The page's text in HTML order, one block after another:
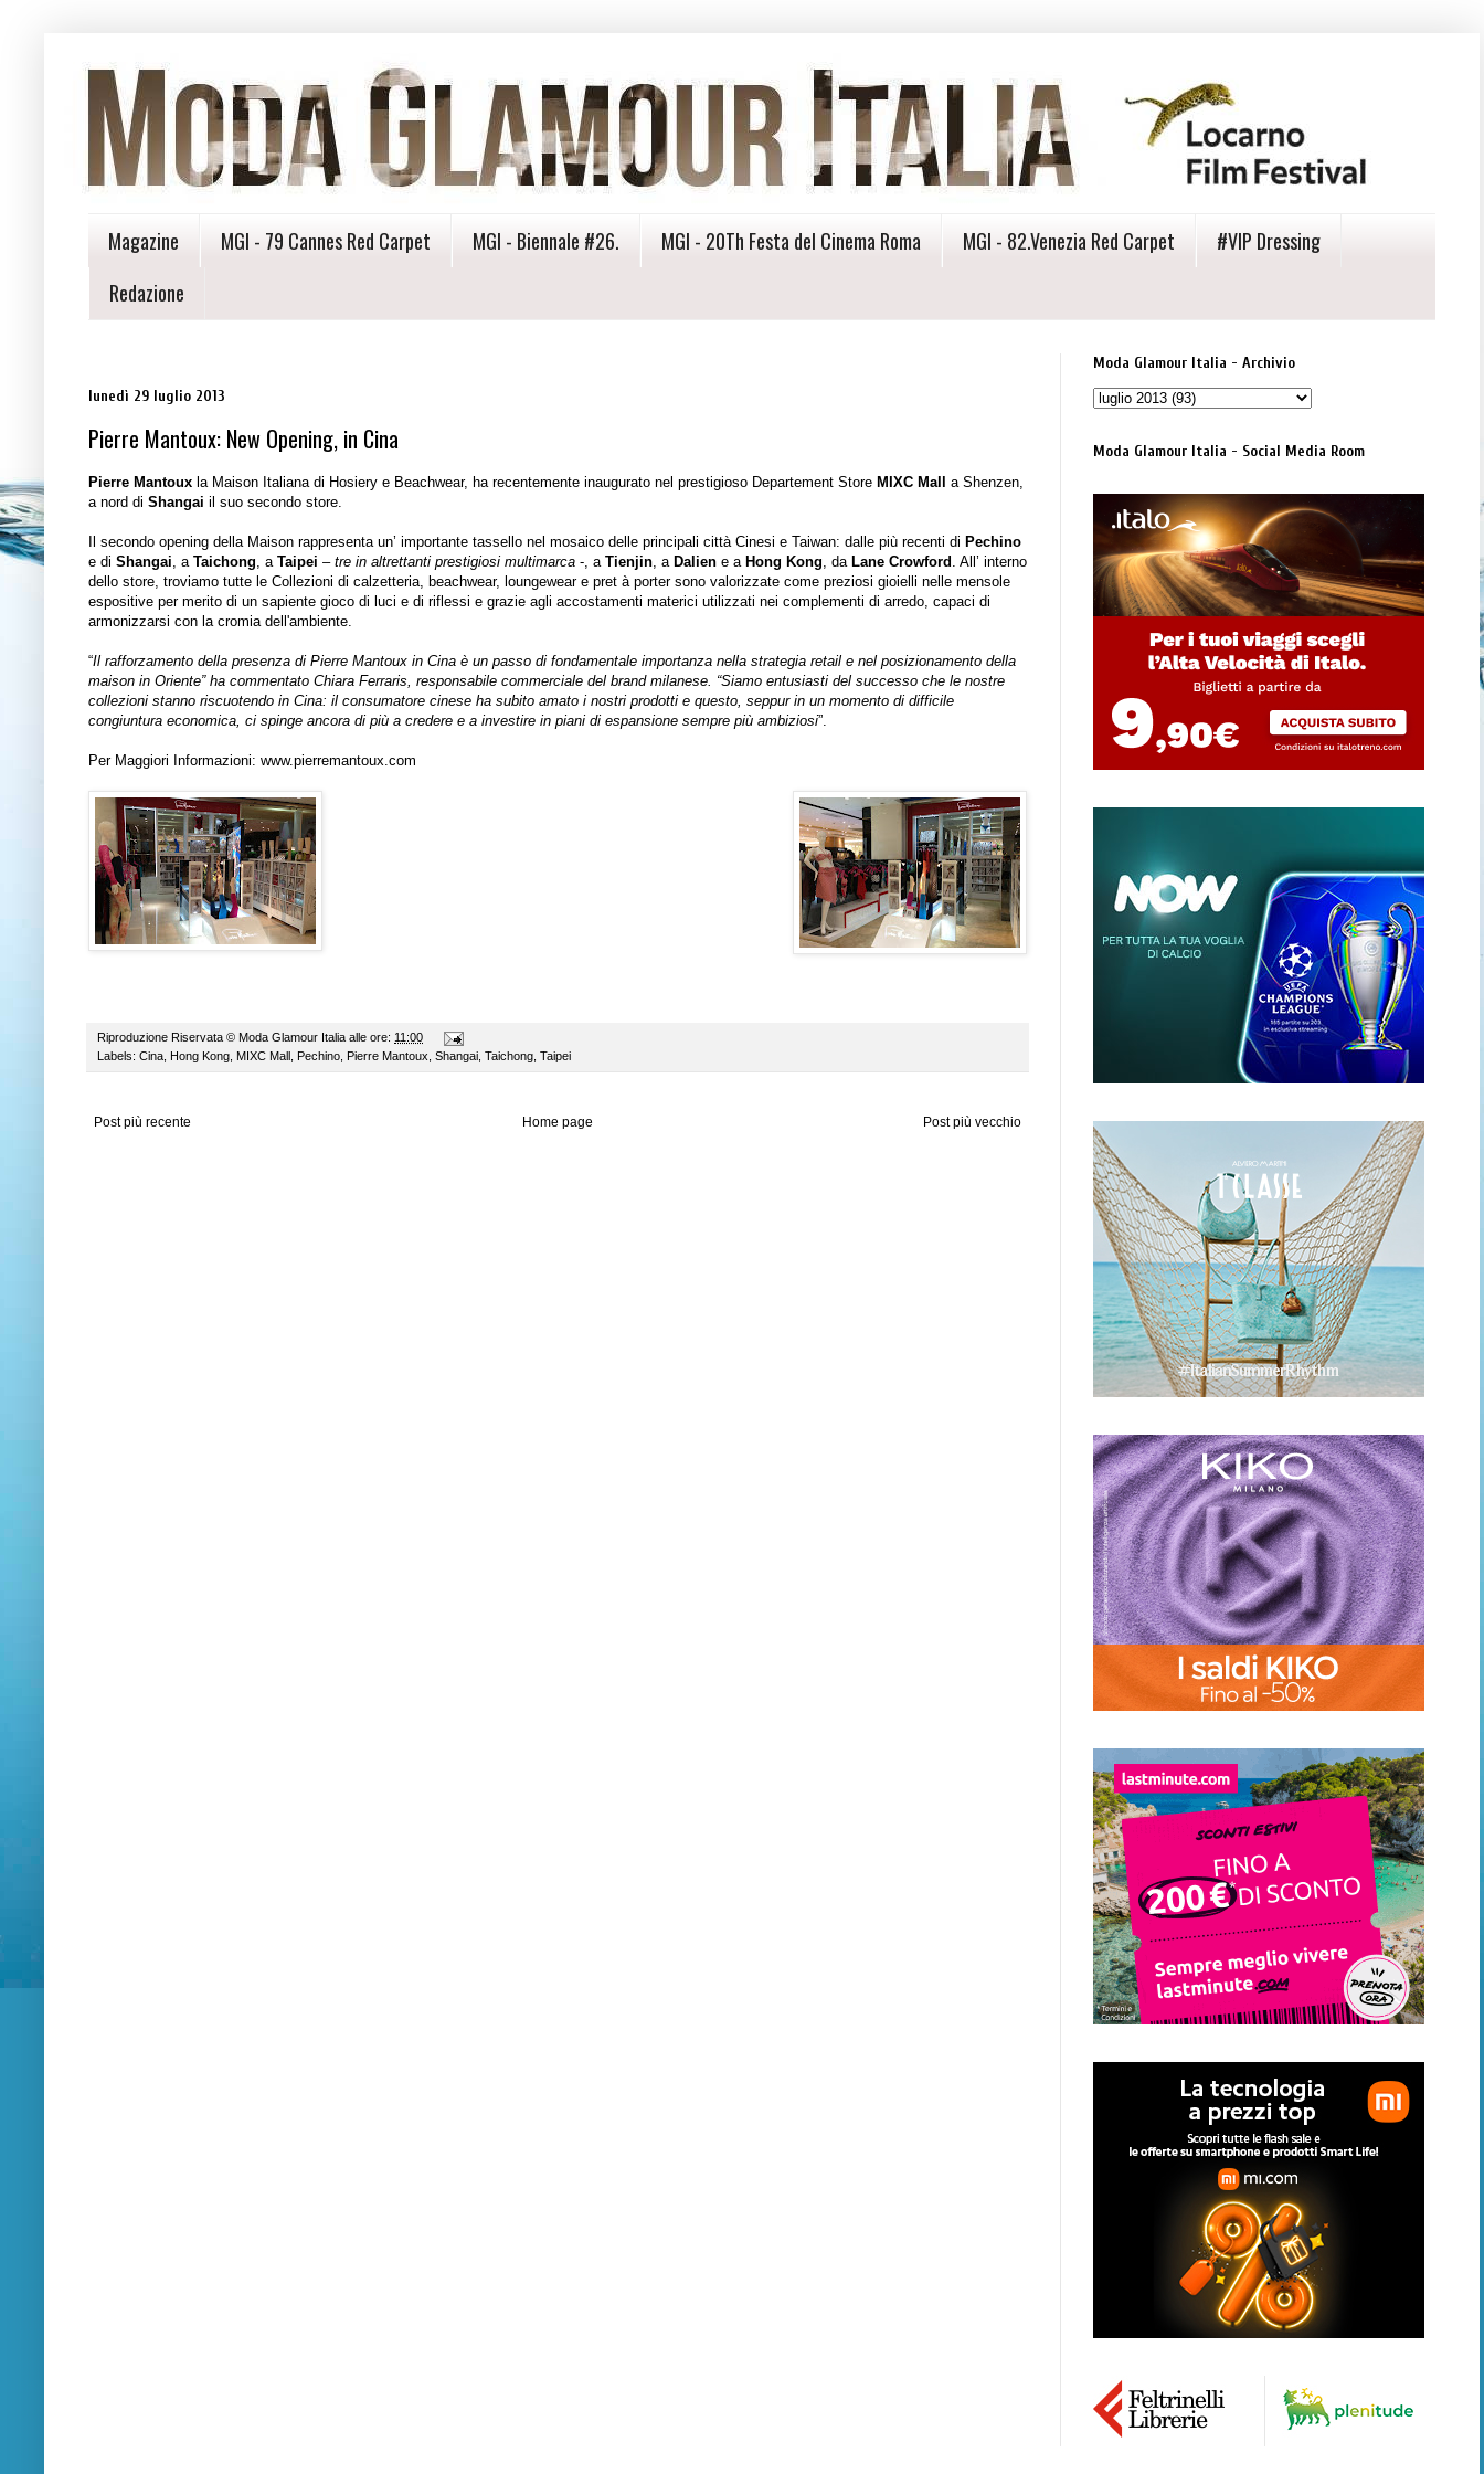
Magazine MGI - 79 Cannes Red Carpet MGI - Biennale #26. MGI - 20Th Festa del Cinema Roma MGI - 82.Venezia Red Carpet
#VIP Dressing
Redazione
lunedì 29 luglio 2013
Pierre Mantoux: New Opening, in Cina
Pierre Mantoux la Maison Italiana di Hosiery e Beachwear, ha recentemente inaugurato nel prestigioso Departement Store MIXC Mall a Shenzen,
a nord di Shangai il suo secondo store.
Il secondo opening della Maison rappresenta un’ importante tassello nel mosaico delle principali città Cinesi e Taiwan: dalle più recenti di Pechino
e di Shangai, a Taichong, a Taipei – tre in altrettanti prestigiosi multimarca -, a Tienjin, a Dalien e a Hong Kong, da Lane Crowford . All’ interno
dello store, troviamo tutte le Collezioni di calzetteria, beachwear, loungewear e pret à porter sono valorizzate come preziosi gioielli nelle mensole
espositive per merito di un sapiente gioco di luci e di riflessi e grazie agli accostamenti materici utilizzati nei complementi di arredo, capaci di
armonizzarsi con la cromia dell'ambiente.
“Il rafforzamento della presenza di Pierre Mantoux in Cina è un passo di fondamentale importanza nella strategia retail e nel posizionamento della
maison in Oriente” ha commentato Chiara Ferraris, responsabile commerciale del brand milanese. “Siamo entusiasti del successo che le nostre
collezioni stanno riscuotendo in Cina: il consumatore cinese ha subito amato i nostri prodotti e questo, seppur in un momento di difficile
congiuntura economica, ci spinge ancora di più a credere e a investire in piani di espansione sempre più ambiziosi”.
Per Maggiori Informazioni: www.pierremantoux.com
Riproduzione Riservata © Moda Glamour Italia alle ore: 11:00
Labels: Cina Hong Kong MIXC Mall Pechino Pierre Mantoux Shangai Taichong Taipei
Post più recente Post più vecchio
Home page
Moda Glamour Italia - Archivio
Moda Glamour Italia - Social Media Room